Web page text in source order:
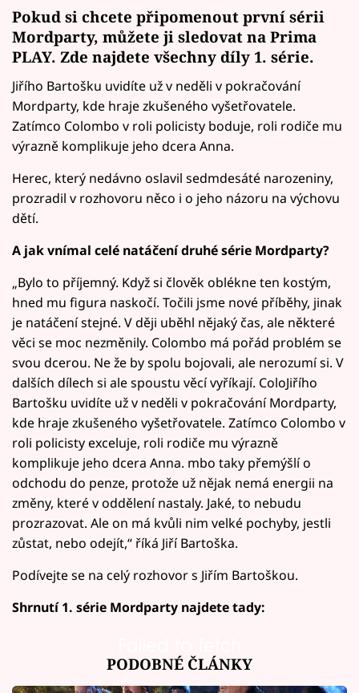
Pokud si chcete připomenout první sérii
Mordparty, můžete ji sledovat na Prima
PLAY. Zde najdete všechny díly 1. série.
Jiřího Bartošku uvidíte už v neděli v pokračování
Mordparty, kde hraje zkušeného vyšetřovatele.
Zatímco Colombo v roli policisty boduje, roli rodiče mu
výrazně komplikuje jeho dcera Anna.
Herec, který nedávno oslavil sedmdesáté narozeniny,
prozradil v rozhovoru něco i o jeho názoru na výchovu
dětí.
A jak vnímal celé natáčení druhé série Mordparty?
„Bylo to příjemný. Když si člověk oblékne ten kostým,
hned mu figura naskočí. Točili jsme nové příběhy, jinak
je natáčení stejné. V ději uběhl nějaký čas, ale některé
věci se moc nezměnily. Colombo má pořád problém se
svou dcerou. Ne že by spolu bojovali, ale nerozumí si. V
dalších dílech si ale spoustu věcí vyříkají. ColoJiřího
Bartošku uvidíte už v neděli v pokračování Mordparty,
kde hraje zkušeného vyšetřovatele. Zatímco Colombo v
roli policisty exceluje, roli rodiče mu výrazně
komplikuje jeho dcera Anna. mbo taky přemýšlí o
odchodu do penze, protože už nějak nemá energii na
změny, které v oddělení nastaly. Jaké, to nebudu
prozrazovat. Ale on má kvůli nim velké pochyby, jestli
zůstat, nebo odejít,“ říká Jiří Bartoška.
Podívejte se na celý rozhovor s Jiřím Bartoškou.
Shrnutí 1. série Mordparty najdete tady:
PODOBNÉ ČLÁNKY